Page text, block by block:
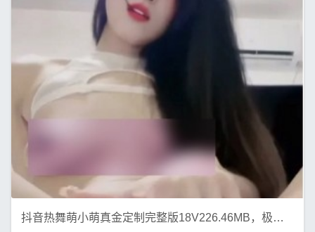
抖音热舞萌小萌真金定制完整版18V226.46MB，极骚顶顶自擦